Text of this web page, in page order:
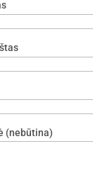
(nebūtina)